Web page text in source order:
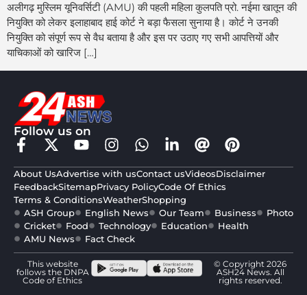
अलीगढ़ मुस्लिम यूनिवर्सिटी (AMU) की पहली महिला कुलपति प्रो. नईमा खातून की
नियुक्ति को लेकर इलाहाबाद हाई कोर्ट ने बड़ा फैसला सुनाया है। कोर्ट ने उनकी
नियुक्ति को संपूर्ण रूप से वैध बताया है और इस पर उठाए गए सभी आपत्तियों और
याचिकाओं को खारिज […]
Follow us on
About UsAdvertise with usContact usVideosDisclaimer
FeedbackSitemapPrivacy PolicyCode Of Ethics
Terms & ConditionsWeatherShopping
ASH Group
English News Our Team Business
Photo
Cricket
Food Technology Education
Health
AMU News
Fact Check
This website
follows the DNPA
Code of Ethics
© Copyright 2026
ASH24 News. All
rights reserved.